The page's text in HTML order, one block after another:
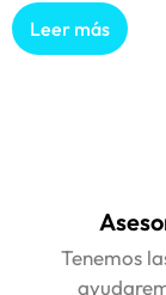
Leer más
Tenemos